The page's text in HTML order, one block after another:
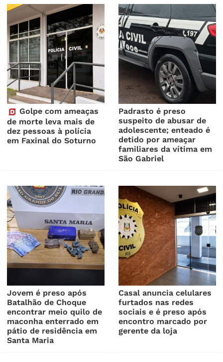
Golpe com ameaças
de morte leva mais de
dez pessoas à polícia
em Faxinal do Soturno
Padrasto é preso
suspeito de abusar de
adolescente; enteado é
detido por ameaçar
familiares da vítima em
São Gabriel
Jovem é preso após
Batalhão de Choque
encontrar meio quilo de
maconha enterrado em
pátio de residência em
Santa Maria
Casal anuncia celulares
furtados nas redes
sociais e é preso após
encontro marcado por
gerente da loja